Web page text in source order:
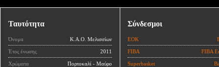
Ταυτότητα
Όνομα Κ.Α.Ο. Μελισσίων
Έτος ένωσης 2011
Χρώματα Πορτοκαλί - Μαύρο
Σύνδεσμοι
ΕΟΚ
FIBA FIBA
Superbasket